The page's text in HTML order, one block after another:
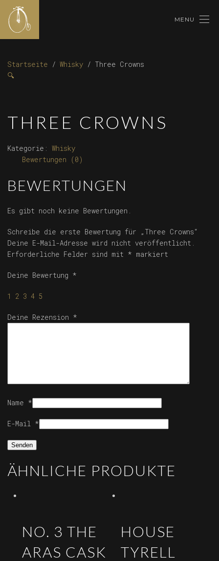
MENU
Startseite / Whisky / Three Crowns
🔍
THREE CROWNS
Kategorie: Whisky
Bewertungen (0)
BEWERTUNGEN
Es gibt noch keine Bewertungen.
Schreibe die erste Bewertung für „Three Crowns“
Deine E-Mail-Adresse wird nicht veröffentlicht.
Erforderliche Felder sind mit * markiert
Deine Bewertung *
1 2 3 4 5
Deine Rezension *
Name *
E-Mail *
ÄHNLICHE PRODUKTE
NO. 3 THE
ARAS CASK
HOUSE
TYRELL